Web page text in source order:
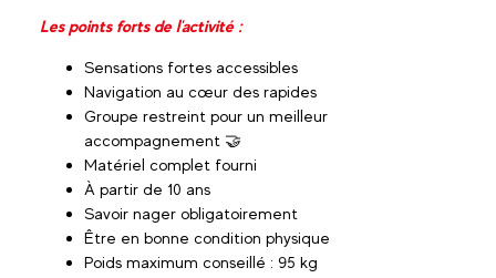
Les points forts de l'activité :
Sensations fortes accessibles
Navigation au cœur des rapides
Groupe restreint pour un meilleur
accompagnement 🤝
Matériel complet fourni
À partir de 10 ans
Savoir nager obligatoirement
Être en bonne condition physique
Poids maximum conseillé : 95 kg